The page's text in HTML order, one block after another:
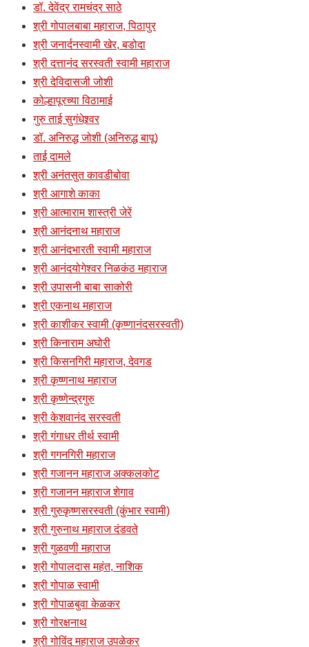
डॉ. देवेंद्र रामचंद्र साठे
श्री गोपालबाबा महाराज, पिठापुर
श्री जनार्दनस्वामी खेर, बडोदा
श्री दत्तानंद सरस्वती स्वामी महाराज
श्री देविदासजी जोशी
कोल्हापूरच्या विठामाई
गुरु ताई सुगंधेश्र्वर
डॉ. अनिरुद्ध जोशी (अनिरुद्ध बापू)
ताई दामले
श्री अनंतसुत कावडीबोवा
श्री आगाशे काका
श्री आत्माराम शास्त्री जेरें
श्री आनंदनाथ महाराज
श्री आनंदभारती स्वामी महाराज
श्री आनंदयोगेश्वर निळकंठ महाराज
श्री उपासनी बाबा साकोरी
श्री एकनाथ महाराज
श्री काशीकर स्वामी (कृष्णानंदसरस्वती)
श्री किनाराम अघोरी
श्री किसनगिरी महाराज, देवगड
श्री कृष्णनाथ महाराज
श्री कृष्णेन्द्रगुरु
श्री केशवानंद सरस्वती
श्री गंगाधर तीर्थ स्वामी
श्री गगनगिरी महाराज
श्री गजानन महाराज अक्कलकोट
श्री गजानन महाराज शेगाव
श्री गुरुकृष्णसरस्वती (कुंभार स्वामी)
श्री गुरुनाथ महाराज दंडवते
श्री गुळवणी महाराज
श्री गोपालदास महंत, नाशिक
श्री गोपाळ स्वामी
श्री गोपाळबुवा केळकर
श्री गोरक्षनाथ
श्री गोविंद महाराज उपळेकर